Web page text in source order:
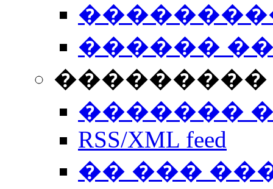
������
���������
�������
RSS/XML feed
�� ���